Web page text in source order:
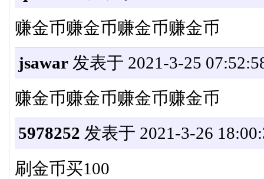
赚金币赚金币赚金币赚金币
jsawar发表于 2021-3-25
赚金币赚金币赚金币赚金币
5978252 发表于 2021-3-26
刷金币买100